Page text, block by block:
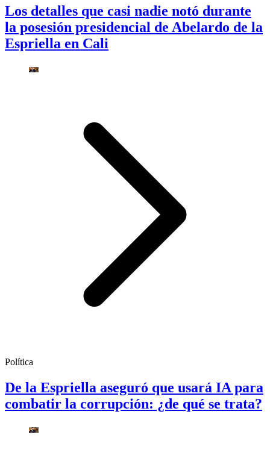
Los detalles que casi nadie notó durante
la posesión presidencial de Abelardo de la
Espriella en Cali
Política
De la Espriella aseguró que usará IA para
combatir la corrupción: ¿de qué se trata?